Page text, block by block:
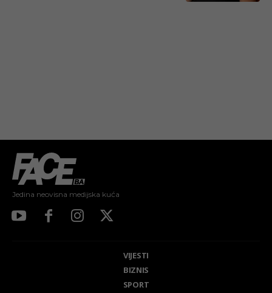
Jedina neovisna medijska kuća
VIJESTI
BIZNIS
SPORT